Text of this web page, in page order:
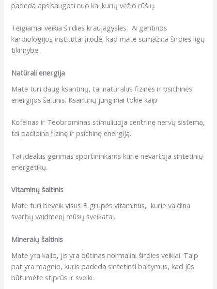
padeda apsisaugoti nuo kai kurių vėžio rūšių.
Teigiamai veikia širdies kraujagysles. Argentinos
kardiologijos institutai įrodė, kad mate sumažina širdies ligų
tikimybę.
Natūrali energija
Mate turi daug ksantinų, tai natūralus fizinės ir psichinės
energijos šaltinis. Ksantinų junginiai tokie kaip
Kofeinas ir Teobrominas stimuliuoja centrinę nervų sistemą,
tai padidina fizinę ir psichinę energiją.
Tai idealus gėrimas sportininkams kurie nevartoja sintetinių
energetikų.
Vitaminų šaltinis
Mate turi beveik visus B grupės vitaminus, kurie vaidina
svarbų vaidmenį mūsų sveikatai.
Mineralų šaltinis
Mate yra kalio, jis yra būtinas normaliai širdies veiklai. Taip
pat yra magnio, kuris padeda sintetinti baltymus, kad jūs
būtumėte stiprūs ir sveiki.